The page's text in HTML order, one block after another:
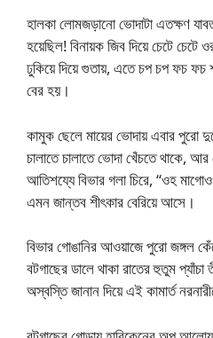
হালকা লোমজড়ানো ভোদাটা এতক্ষণ
হয়েছিল! বিনায়ক জিব দিয়ে চেটে
ঢুকিয়ে দিয়ে গুতায়, এতে চপ চপ ফচ ফচ
বের হয়।
কামুক ছেলে মায়ের ভোদায় এবার পুরো
চালাতে চালাতে ভোদা খেঁচতে থাকে,
আতিশয্যে বিভার গলা চিরে, “ওহ
এমন জান্তব শীৎকার বেরিয়ে আসে।
বিভার গোঙানির আওয়াজে পুরো জঙ্গল
বটগাছের ডালে থাকা রাতের হুতুম প্যাঁচা
অস্বস্তি জানান দিয়ে এই কামার্ত